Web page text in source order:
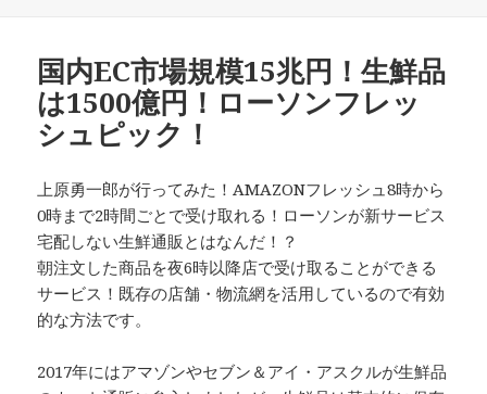
国内EC市場規模15兆円！生鮮品
は1500億円！ローソンフレッ
シュピック！
上原勇一郎が行ってみた！AMAZONフレッシュ8時から
0時まで2時間ごとで受け取れる！ローソンが新サービス
宅配しない生鮮通販とはなんだ！？
朝注文した商品を夜6時以降店で受け取ることができる
サービス！既存の店舗・物流網を活用しているので有効
的な方法です。
2017年にはアマゾンやセブン＆アイ・アスクルが生鮮品